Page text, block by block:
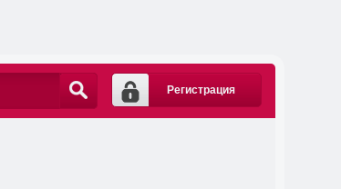
Регистрация